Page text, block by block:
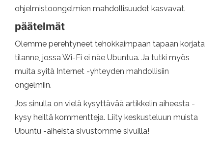
ohjelmistoongelmien mahdollisuudet kasvavat.
päätelmät
Olemme perehtyneet tehokkaimpaan tapaan korjata
tilanne, jossa Wi-Fi ei näe Ubuntua. Ja tutki myös
muita syitä Internet -yhteyden mahdollisiin
ongelmiin.
Jos sinulla on vielä kysyttävää artikkelin aiheesta -
kysy heiltä kommentteja. Liity keskusteluun muista
Ubuntu -aiheista sivustomme sivuilla!